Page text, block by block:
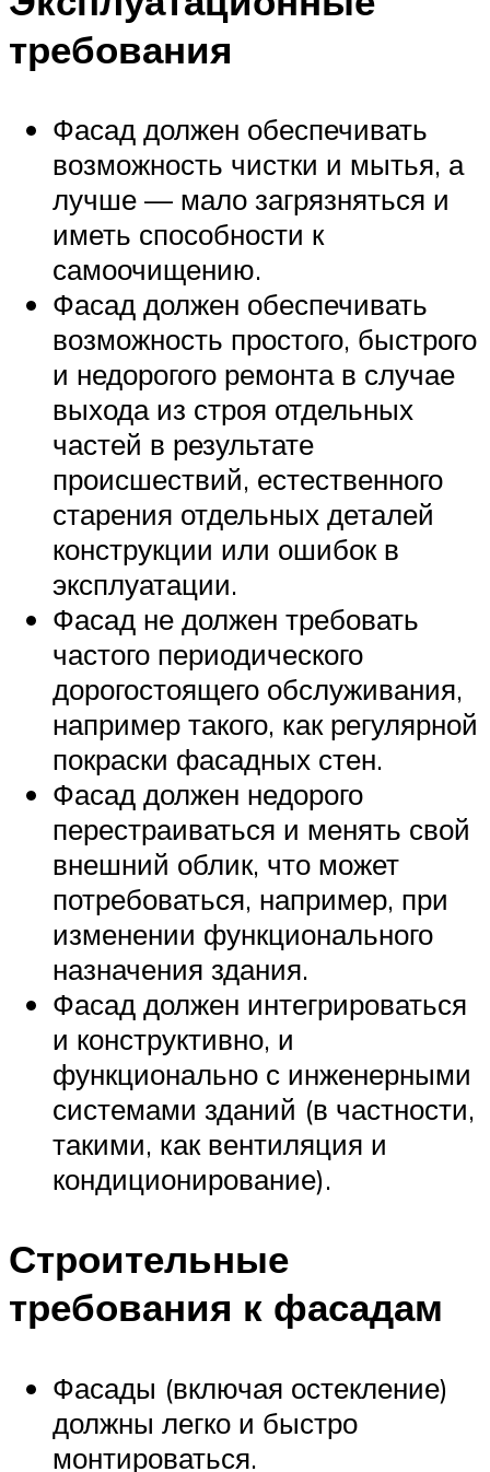
требования
Фасад должен обеспечивать
возможность чистки и мытья, а
лучше — мало загрязняться и
иметь способности к
самоочищению.
Фасад должен обеспечивать
возможность простого, быстрого
и недорогого ремонта в случае
выхода из строя отдельных
частей в результате
происшествий, естественного
старения отдельных деталей
конструкции или ошибок в
эксплуатации.
Фасад не должен требовать
частого периодического
дорогостоящего обслуживания,
например такого, как регулярной
покраски фасадных стен.
Фасад должен недорого
перестраиваться и менять свой
внешний облик, что может
потребоваться, например, при
изменении функционального
назначения здания.
Фасад должен интегрироваться
и конструктивно, и
функционально с инженерными
системами зданий (в частности,
такими, как вентиляция и
кондиционирование).
Строительные
требования к фасадам
Фасады (включая остекление)
должны легко и быстро
монтироваться.